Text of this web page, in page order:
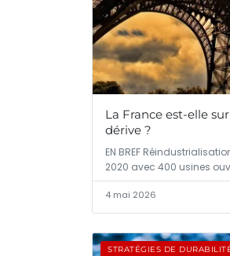
La France est-elle
dérive ?
EN BREF
2020 avec 400 usines
4 mai 2026
STRATÉGIES DE